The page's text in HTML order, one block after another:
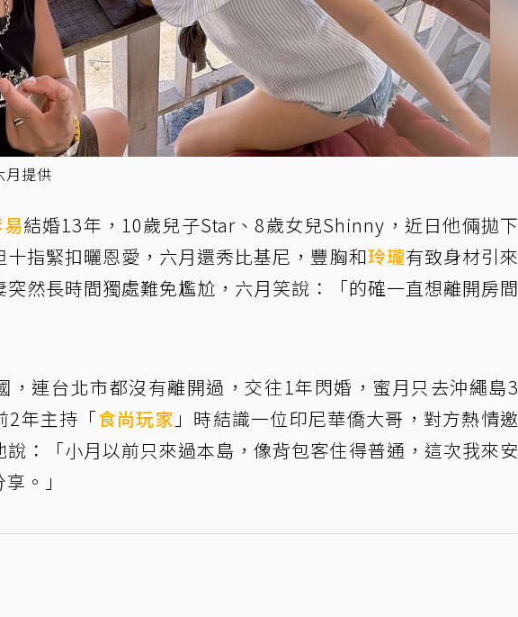
月提供
結婚13年，10歲兒子Star、8歲女兒Shinny，近日他倆拋下
指緊扣曬恩愛，六月還秀比基尼，豐胸和玲瓏有致身材引來
然長時間獨處難免尷尬，六月笑說：「的確一直想離開房間
，連台北市都沒有離開過，交往1年閃婚，蜜月只去沖繩島3
2年主持「食尚玩家 」時結識一位印尼華僑大哥，對方熱情邀
：「小月以前只來過本島，像背包客住得普通，這次我來安
。」